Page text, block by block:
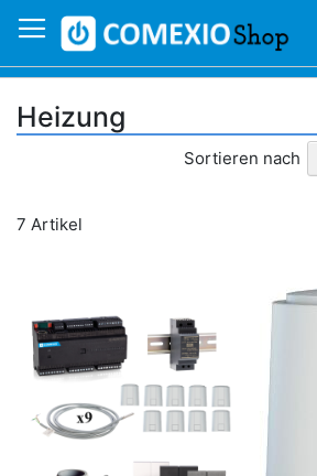
Warenkorb
Heizung
7 Artikel
Sortieren nach